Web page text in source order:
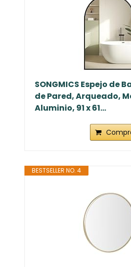
SONGMICS Espejo de
de Pared, Arqueado,
Aluminio, 91 x 61...
BESTSELLER NO. 4